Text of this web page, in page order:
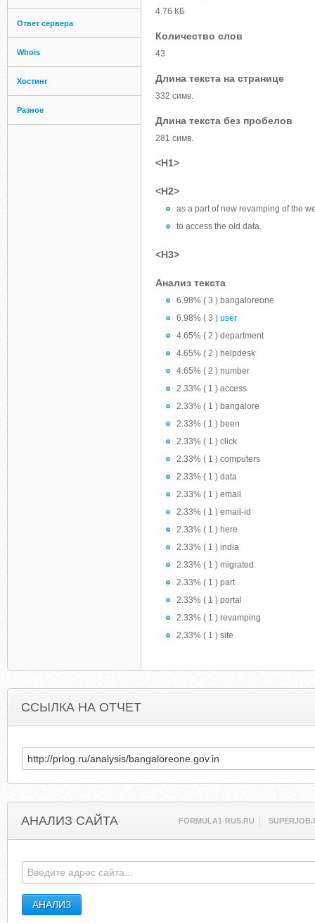
Ответ сервера
Whois
Хостинг
Разное
4.76 КБ
Количество слов
43
Длина текста на странице
332 симв.
Длина текста без пробелов
281 симв.
<H1>
<H2>
as a part of new revamping of the
to access the old data.
<H3>
Анализ текста
6.98% ( 3 ) bangaloreone
6.98% ( 3 ) user
4.65% ( 2 ) department
4.65% ( 2 ) helpdesk
4.65% ( 2 ) number
2.33% ( 1 ) access
2.33% ( 1 ) bangalore
2.33% ( 1 ) been
2.33% ( 1 ) click
2.33% ( 1 ) computers
2.33% ( 1 ) data
2.33% ( 1 ) email
2.33% ( 1 ) email-id
2.33% ( 1 ) here
2.33% ( 1 ) india
2.33% ( 1 ) migrated
2.33% ( 1 ) part
2.33% ( 1 ) portal
2.33% ( 1 ) revamping
2.33% ( 1 ) site
ССЫЛКА НА ОТЧЕТ
АНАЛИЗ САЙТА FORMULA1-RUS.RU